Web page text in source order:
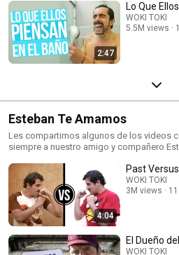
2:47
Lo Que
WOKI TOKI
5.5M views
Esteban Te Amamos
Les compartimos algunos de los videos
siempre a nuestro amigo y compañero
4:04
Past
WOKI TOKI
3M views
El Dueño
WOKI TOKI